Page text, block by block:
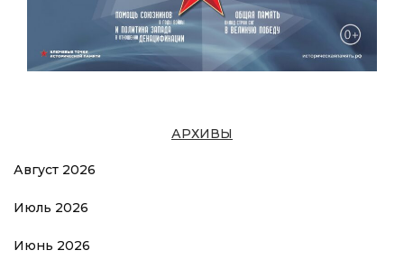
АРХИВЫ
Август 2026
Июль 2026
Июнь 2026